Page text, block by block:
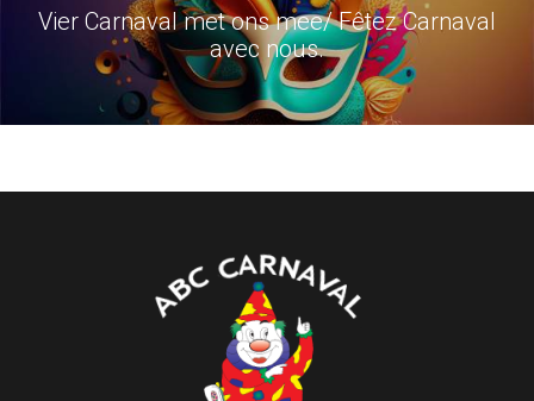
Vier Carnaval met ons mee/ Fêtez Carnaval
avec nous.